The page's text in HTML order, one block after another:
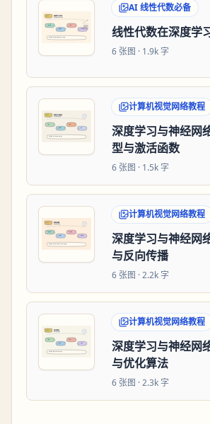
AI 线性代数必备
线性代数在深度学
6 张图 · 1.9k 字
计算机视觉网络教程
深度学习与神经网
型与激活函数
6 张图 · 1.5k 字
计算机视觉网络教程
深度学习与神经网
与反向传播
6 张图 ·2.2k 字
计算机视觉网络教程
深度学习与神经网
与优化算法
6 张图 ·2.3k 字